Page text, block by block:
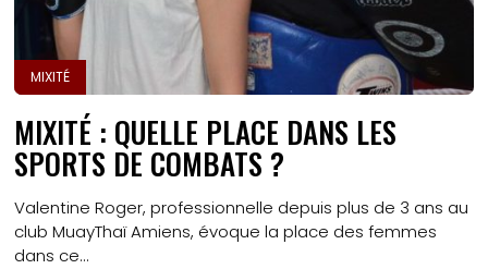
MIXITÉ
MIXITÉ : QUELLE PLACE DANS LES
SPORTS DE COMBATS ?
Valentine Roger, professionnelle depuis plus de 3 ans au
club MuayThaï Amiens, évoque la place des femmes
dans ce...